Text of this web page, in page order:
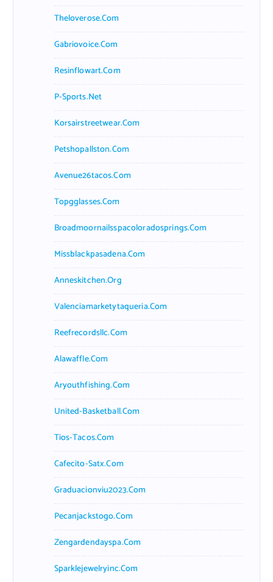
Theloverose.com
Gabriovoice.com
Resinflowart.com
P-Sports.net
Korsairstreetwear.com
Petshopallston.com
Avenue26tacos.com
Topgglasses.com
Broadmoornailsspacoloradosprings.com
Missblackpasadena.com
Anneskitchen.org
Valenciamarketytaqueria.com
Reefrecordsllc.com
Alawaffle.com
Aryouthfishing.com
United-Basketball.com
Tios-Tacos.com
Cafecito-Satx.com
Graduacionviu2023.com
Pecanjackstogo.com
Zengardendayspa.com
Sparklejewelryinc.com